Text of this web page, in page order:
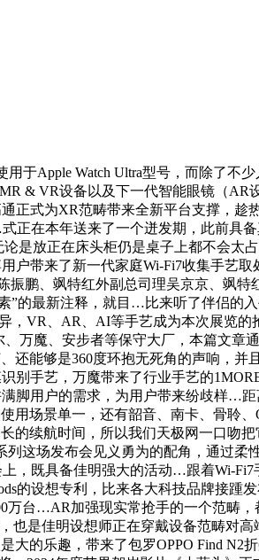
于Apple Watch Ultra型号，而除了不
& VR设备以及下一代智能眼镜（AR
正式为XR范畴带来全新平台支撑，
在本年送来了一个迸发期，此前具
是放正在床头柜仍是桌子上都不会
户带来了新一代家庭Wi-Fi7收集手艺
鹏、飒特红外副总司理吴京京、飒
的最新注释，就目…比来听了伴侣的
VR、AR、AI等手艺成为本次展览的
万魔、安步者等保守大厂，本篇文章
能够是360度环抱无死角的声响，并
手艺，万魔带来了行业手艺的
脚用户的需求，为用户带来纷歧样…
场景单一，还有韶音、南卡、骨聆
续航时间，所以我们天极网一口吻
这场发布会见义勇为的配角，通过
，既具备佳明强大的活动…跟着Wi-
的设想专利，比来各大科技品牌接踵
万台…AR加强现实常抢手的一个范畴
是佳明设想师正在穿戴设备范畴对
的乐趣，带来了包罗OPPO Find N2